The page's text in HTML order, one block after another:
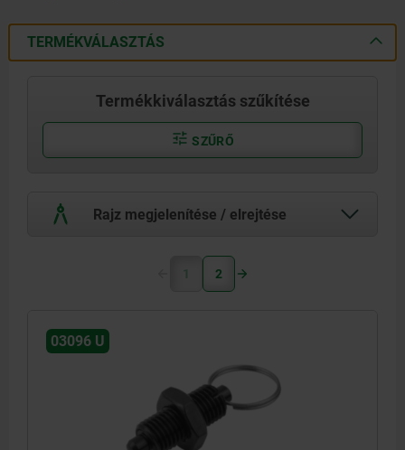
TERMÉKVÁLASZTÁS
Termékkiválasztás szűkítése
SZŰRŐ
Rajz megjelenítése / elrejtése
1 2
03096 U